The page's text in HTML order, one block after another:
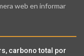
web en informar
carbono total por